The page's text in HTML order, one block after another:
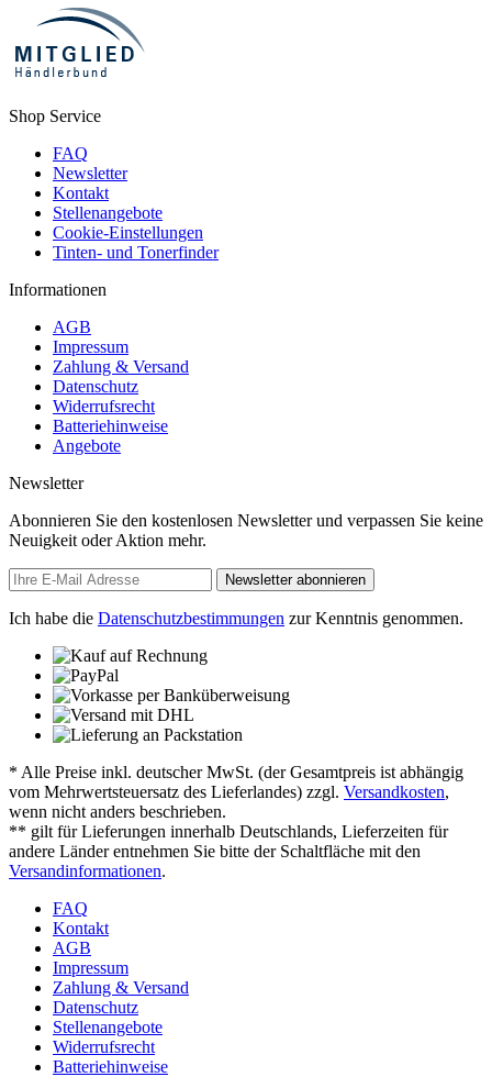
Shop Service
FAQ
Newsletter
Kontakt
Stellenangebote
Cookie-Einstellungen
Tinten- und Tonerfinder
Informationen
AGB
Impressum
Zahlung & Versand
Datenschutz
Widerrufsrecht
Batteriehinweise
Angebote
Newsletter
Abonnieren Sie den kostenlosen Newsletter und verpassen Sie keine
Neuigkeit oder Aktion mehr.
Newsletter abonnieren
Ich habe die Datenschutzbestimmungen zur Kenntnis genommen.
* Alle Preise inkl. deutscher MwSt. (der Gesamtpreis ist abhängig
vom Mehrwertsteuersatz des Lieferlandes) zzgl. Versandkosten,
wenn nicht anders beschrieben.
** gilt für Lieferungen innerhalb Deutschlands, Lieferzeiten für
andere Länder entnehmen Sie bitte der Schaltfläche mit den
Versandinformationen.
FAQ
Kontakt
AGB
Impressum
Zahlung & Versand
Datenschutz
Stellenangebote
Widerrufsrecht
Batteriehinweise